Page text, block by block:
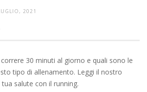
2021
30 minuti al giorno e quali sono le
tipo di allenamento. Leggi il nostro
salute con il running.